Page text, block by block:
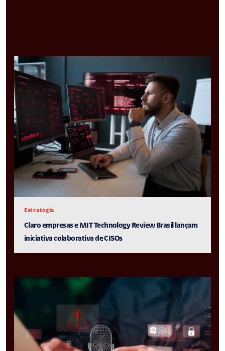
Estratégia
Claro empresas e MIT Technology Review Brasil lançam
iniciativa colaborativa de CISOs